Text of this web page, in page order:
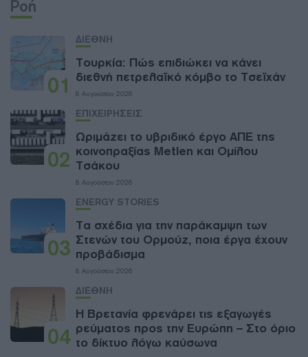
Ροή
01
ΔΙΕΘΝΗ
Τουρκία: Πώς επιδιώκει να κάνει
διεθνή πετρελαϊκό κόμβο το Τσεϊχάν
8 Αυγούστου 2026
02
ΕΠΙΧΕΙΡΗΣΕΙΣ
Ωριμάζει το υβριδικό έργο ΑΠΕ της
κοινοπραξίας Metlen και Ομίλου
Τσάκου
8 Αυγούστου 2026
03
ENERGY STORIES
Τα σχέδια για την παράκαμψη των
Στενών του Ορμούζ, ποια έργα έχουν
προβάδισμα
8 Αυγούστου 2026
04
ΔΙΕΘΝΗ
Η Βρετανία φρενάρει τις εξαγωγές
ρεύματος προς την Ευρώπη – Στο όριο
το δίκτυο λόγω καύσωνα